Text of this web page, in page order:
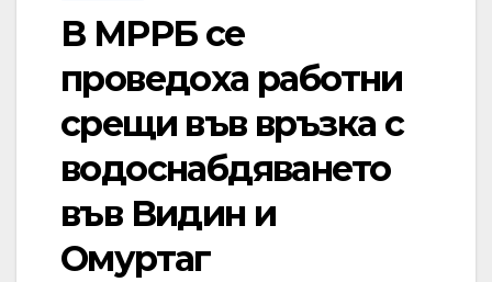
В МРРБ се
проведоха работни
срещи във връзка с
водоснабдяването
във Видин и
Омуртаг